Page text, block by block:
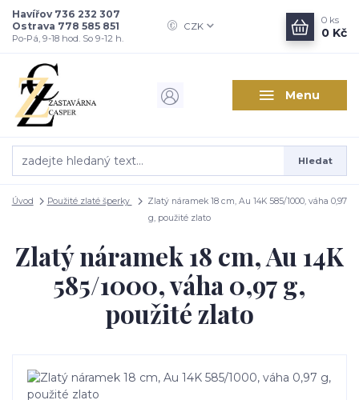
Menu
CZK
Hledat
Havířov 736 232 307
Ostrava 778 585 851
Po-Pá, 9-18 hod. So 9-12 h.
0 ks
0 Kč
Úvod Použité zlaté šperky
Zlatý náramek 18 cm, Au 14K 585/1000, váha 0,97
g, použité zlato
Zlatý náramek 18 cm, Au 14K
585/1000, váha 0,97 g,
použité zlato